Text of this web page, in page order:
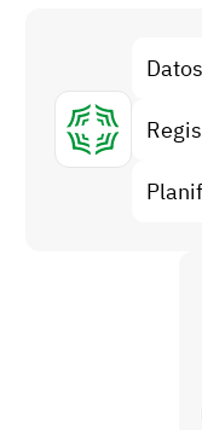
Paneles de
Previsión y
19 de marzo de
Deja de
con AG5